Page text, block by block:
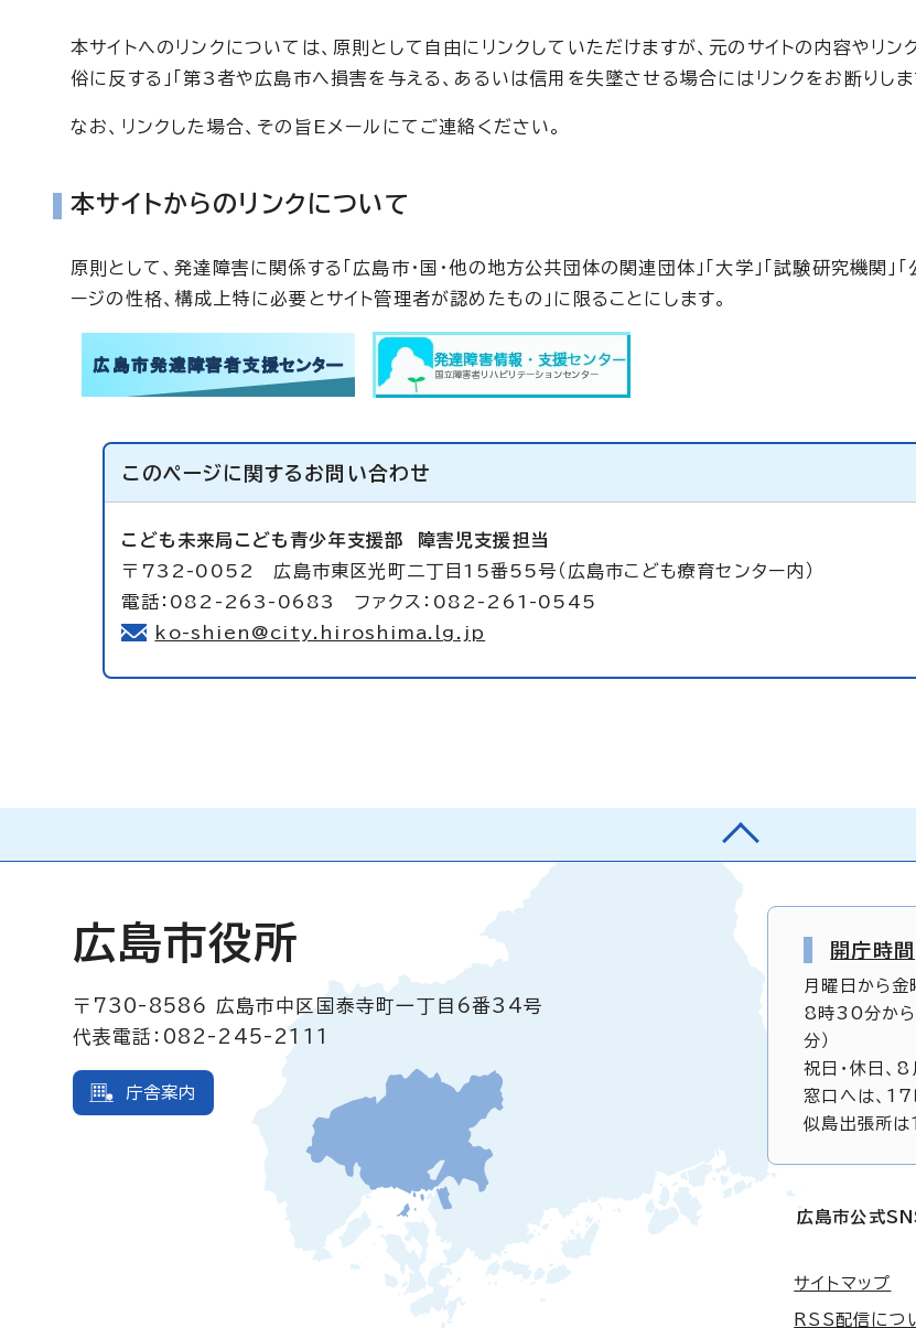
本サイトへのリンクについては、原則として自由にリンクしていただけますが、元のサイトの内容やリン
俗に反する」「第3者や広島市へ損害を与える、あるいは信用を失墜させる場合にはリンクをお断りしま
なお、リンクした場合、その旨Eメールにてご連絡ください。
本サイトからのリンクについて
原則として、発達障害に関係する「広島市・国・他の地方公共団体の関連団体」「大学」「試験研究機関」「
ージの性格、構成上特に必要とサイト管理者が認めたもの」に限ることにします。
このページに関する お問い合わせ
こども未来局こども青少年支援部
障害児支援担当
〒732-0052 広島市東区光町二丁目15番55号（広島市こども療育センター内）
電話：082-263-0683 ファクス：082-261-0545
ko-shien@city.hiroshima.lg.jp
広島市役所
〒730-8586
広島市中区国泰寺町一丁目6番34号
代表電話：082-245-2111
庁舎案内
開庁時間
月曜日から金
8時30分から
分）
祝日・休日
窓口へは、17
似島出張所
広島市公式
サイトマップ
RSS配信につ